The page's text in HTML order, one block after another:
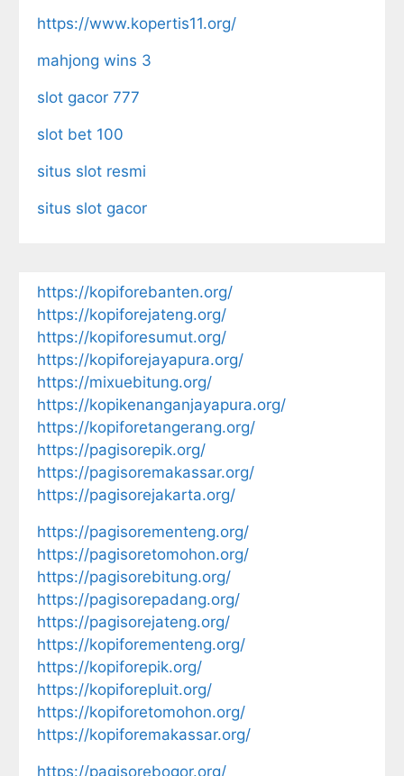
https://www.kopertis11.org/
mahjong wins 3
slot gacor 777
slot bet 100
situs slot resmi
situs slot gacor
https://kopiforebanten.org/
https://kopiforejateng.org/
https://kopiforesumut.org/
https://kopiforejayapura.org/
https://mixuebitung.org/
https://kopikenanganjayapura.org/
https://kopiforetangerang.org/
https://pagisorepik.org/
https://pagisoremakassar.org/
https://pagisorejakarta.org/
https://pagisorementeng.org/
https://pagisoretomohon.org/
https://pagisorebitung.org/
https://pagisorepadang.org/
https://pagisorejateng.org/
https://kopiforementeng.org/
https://kopiforepik.org/
https://kopiforepluit.org/
https://kopiforetomohon.org/
https://kopiforemakassar.org/
https://pagisorebogor.org/